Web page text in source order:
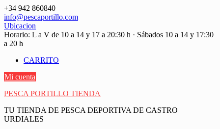
Saltar
contenido
+34 942 860840
info@pescaportillo.com
Ubicacion
Horario: L a V de 10 a 14 y 17 a 20:30 h · Sábados 10 a 14 y 17:30
a 20 h
CARRITO
Mi cuenta
PESCA PORTILLO TIENDA
TU TIENDA DE PESCA DEPORTIVA DE CASTRO
URDIALES